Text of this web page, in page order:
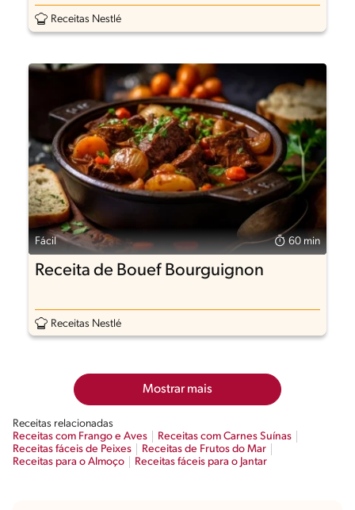
Receitas Nestlé
Fácil 60 min
Receita de Bouef Bourguignon
Receitas Nestlé
Mostrar mais
Receitas relacionadas
Receitas com Frango e Aves
Receitas com Carnes Suínas
Receitas fáceis de Peixes
Receitas de Frutos do Mar
Receitas para o Almoço
Receitas fáceis para o Jantar